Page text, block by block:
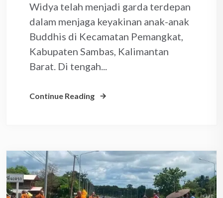
Widya telah menjadi garda terdepan
dalam menjaga keyakinan anak-anak
Buddhis di Kecamatan Pemangkat,
Kabupaten Sambas, Kalimantan
Barat. Di tengah...
Continue Reading